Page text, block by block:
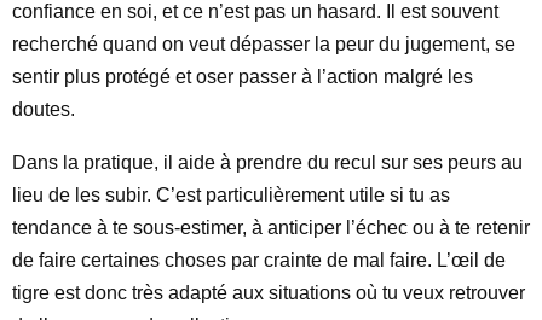
confiance en soi, et ce n’est pas un hasard. Il est souvent
recherché quand on veut dépasser la peur du jugement, se
sentir plus protégé et oser passer à l’action malgré les
doutes.
Dans la pratique, il aide à prendre du recul sur ses peurs au
lieu de les subir. C’est particulièrement utile si tu as
tendance à te sous-estimer, à anticiper l’échec ou à te retenir
de faire certaines choses par crainte de mal faire. L’œil de
tigre est donc très adapté aux situations où tu veux retrouver